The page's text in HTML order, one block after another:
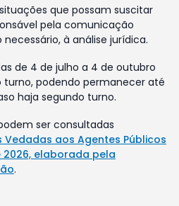
que possam suscitar
pela comunicação
à análise jurídica.
de 4 de julho a 4 de outubro
turno, podendo permanecer até
haja segundo turno.
ser consultadas
aos Agentes Públicos
2026, elaborada pela
.